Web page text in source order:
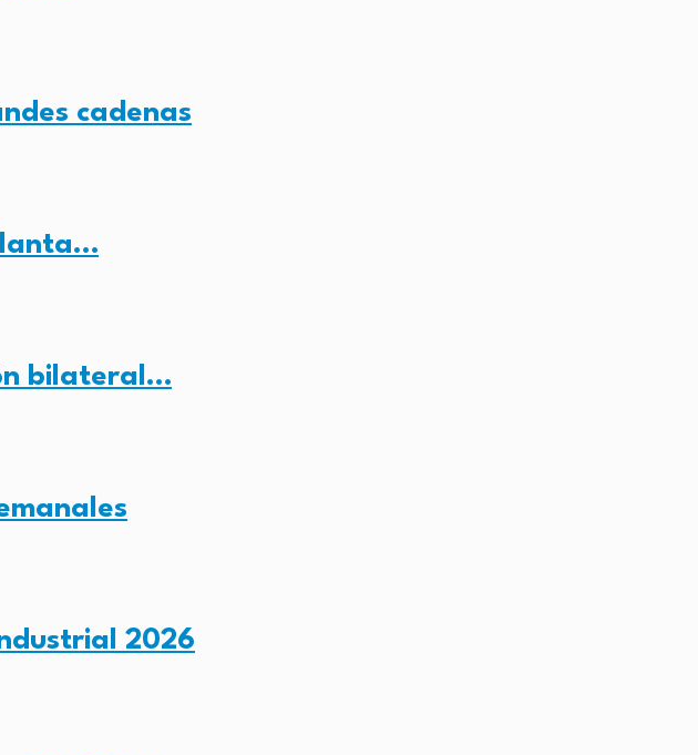
cadenas
bilateral…
2026